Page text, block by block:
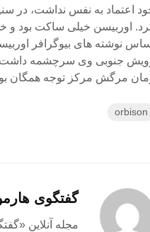
اعتماد به نفس نداشت، در
اوربیسن خیلی ساکت بود و
جنوبی وی سرچشمه داشت،
مرگش مرکز توجه همگان
orbison
گفتگوی